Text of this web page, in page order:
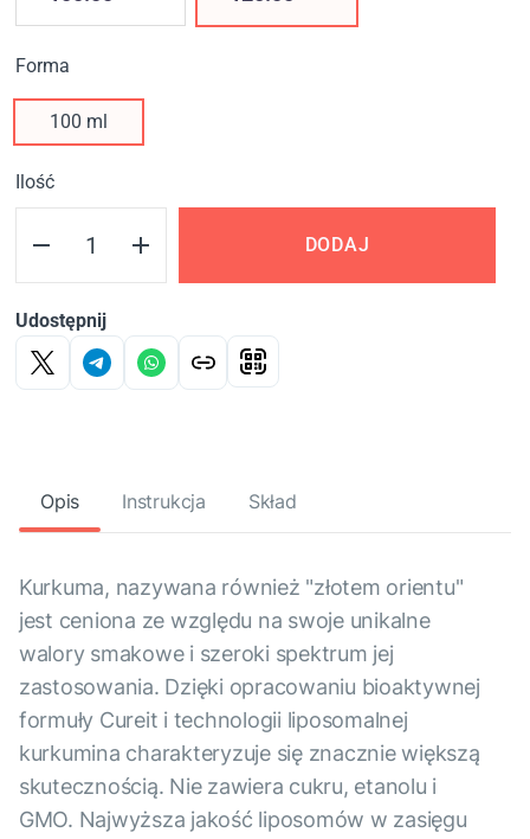
Forma
100 ml
Ilość
DODAJ
Udostępnij
Opis Instrukcja Skład
Kurkuma, nazywana również "złotem orientu"
jest ceniona ze względu na swoje unikalne
walory smakowe i szeroki spektrum jej
zastosowania. Dzięki opracowaniu bioaktywnej
formuły Cureit i technologii liposomalnej
kurkumina charakteryzuje się znacznie większą
skutecznością. Nie zawiera cukru, etanolu i
GMO. Najwyższa jakość liposomów w zasięgu